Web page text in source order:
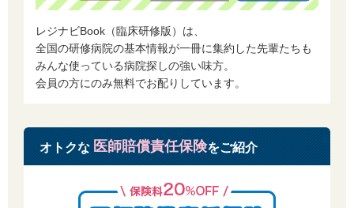
民間医局会員は、当社のサービス（以下、本サービスという）を利用する
にあたり、以下について承諾したものとみなします。
1 設備等の準備
会員は、本サービスの利用に要する通信機器、ソフトウェア、およびそれ
についても同様に自己の判断で行うものとします。
下の条件に該当する場合、当社または当社関係者は会員に通知し、当該情
報や文章等を削除することができるものとします。
レジナビBook（臨床研修版）は、
全国の研修病院の基本情報が一冊に集約した先輩たちも
みんな使っている病院探しの強い味方。
会員の方にのみ無料でお配りしています。
オトクな 医師賠償責任保険をご紹介